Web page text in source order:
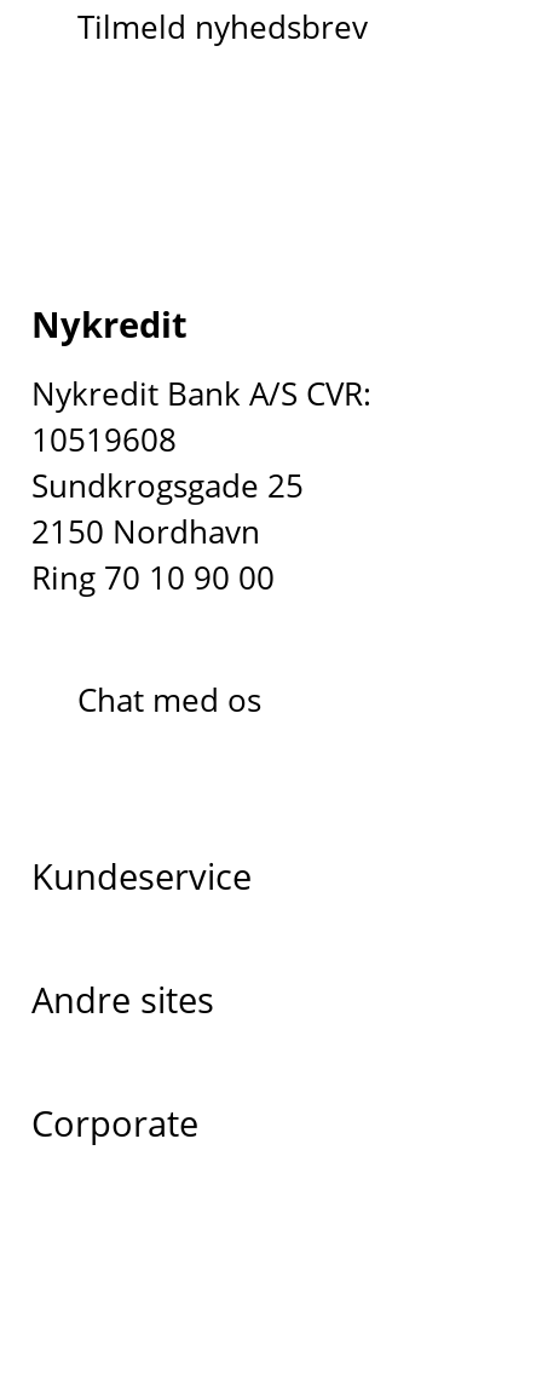
Tilmeld nyhedsbrev
Nykredit
Nykredit Bank A/S CVR:
10519608
Sundkrogsgade 25
2150 Nordhavn
Ring 70 10 90 00
Chat med os
Kundeservice
Andre sites
Corporate